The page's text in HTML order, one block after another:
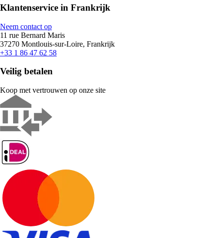
Klantenservice in Frankrijk
Neem contact op
11 rue Bernard Maris
37270 Montlouis-sur-Loire, Frankrijk
+33 1 86 47 62 58
Veilig betalen
Koop met vertrouwen op onze site